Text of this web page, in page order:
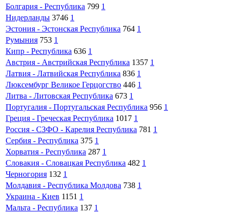
Болгария - Республика 799 1
Нидерланды 3746 1
Эстония - Эстонская Республика 764 1
Румыния 753 1
Кипр - Республика 636 1
Австрия - Австрийская Республика 1357 1
Латвия - Латвийская Республика 836 1
Люксембург Великое Герцогство 446 1
Литва - Литовская Республика 673 1
Португалия - Португальская Республика 956 1
Греция - Греческая Республика 1017 1
Россия - СЗФО - Карелия Республика 781 1
Сербия - Республика 375 1
Хорватия - Республика 287 1
Словакия - Словацкая Республика 482 1
Черногория 132 1
Молдавия - Республика Молдова 738 1
Украина - Киев 1151 1
Мальта - Республика 137 1